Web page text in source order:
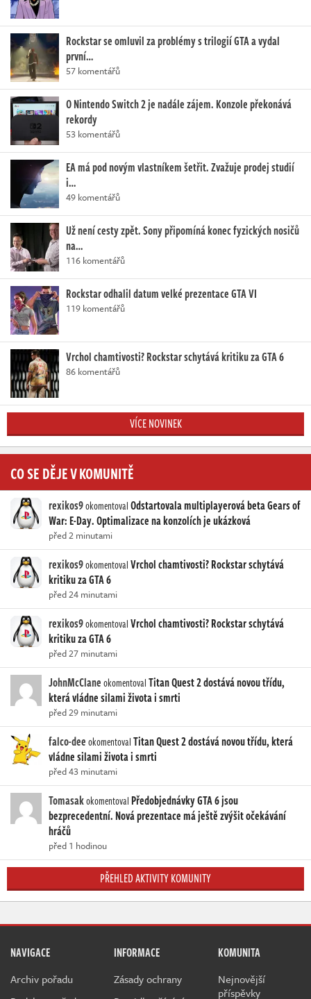
Rockstar se omluvil za problémy s trilogií GTA a vydal
první…
57 komentářů
O Nintendo Switch 2 je nadále zájem. Konzole překonává
rekordy
53 komentářů
EA má pod novým vlastníkem šetřit. Zvažuje prodej studií
i…
49 komentářů
Už není cesty zpět. Sony připomíná konec fyzických nosičů
na…
116 komentářů
Rockstar odhalil datum velké prezentace GTA VI
119 komentářů
Vrchol chamtivosti? Rockstar schytává kritiku za GTA 6
86 komentářů
VÍCE NOVINEK
CO SE DĚJE V KOMUNITĚ
rexikos9okomentovalOdstartovala multiplayerová beta Gears of
War: E-Day. Optimalizace na konzolích je ukázková
před 2 minutami
rexikos9okomentovalVrchol chamtivosti? Rockstar schytává
kritiku za GTA 6
před 24 minutami
rexikos9okomentovalVrchol chamtivosti? Rockstar schytává
kritiku za GTA 6
před 27 minutami
JohnMcClaneokomentovalTitan Quest 2 dostává novou třídu,
která vládne silami života i smrti
před 29 minutami
falco-deeokomentovalTitan Quest 2 dostává novou třídu, která
vládne silami života i smrti
před 43 minutami
Tomasakokomentoval Předobjednávky GTA 6 jsou
bezprecedentní. Nová prezentace má ještě zvýšit očekávání
hráčů
před 1 hodinou
PŘEHLED AKTIVITY KOMUNITY
NAVIGACE
Archiv pořadu
INFORMACE
Zásady ochrany
KOMUNITA
Nejnovější
příspěvky